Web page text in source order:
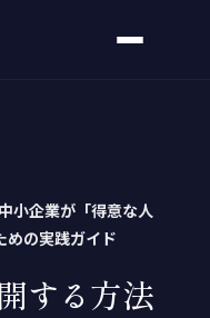
小企業が「得意な人
めの実践ガイド
する方法